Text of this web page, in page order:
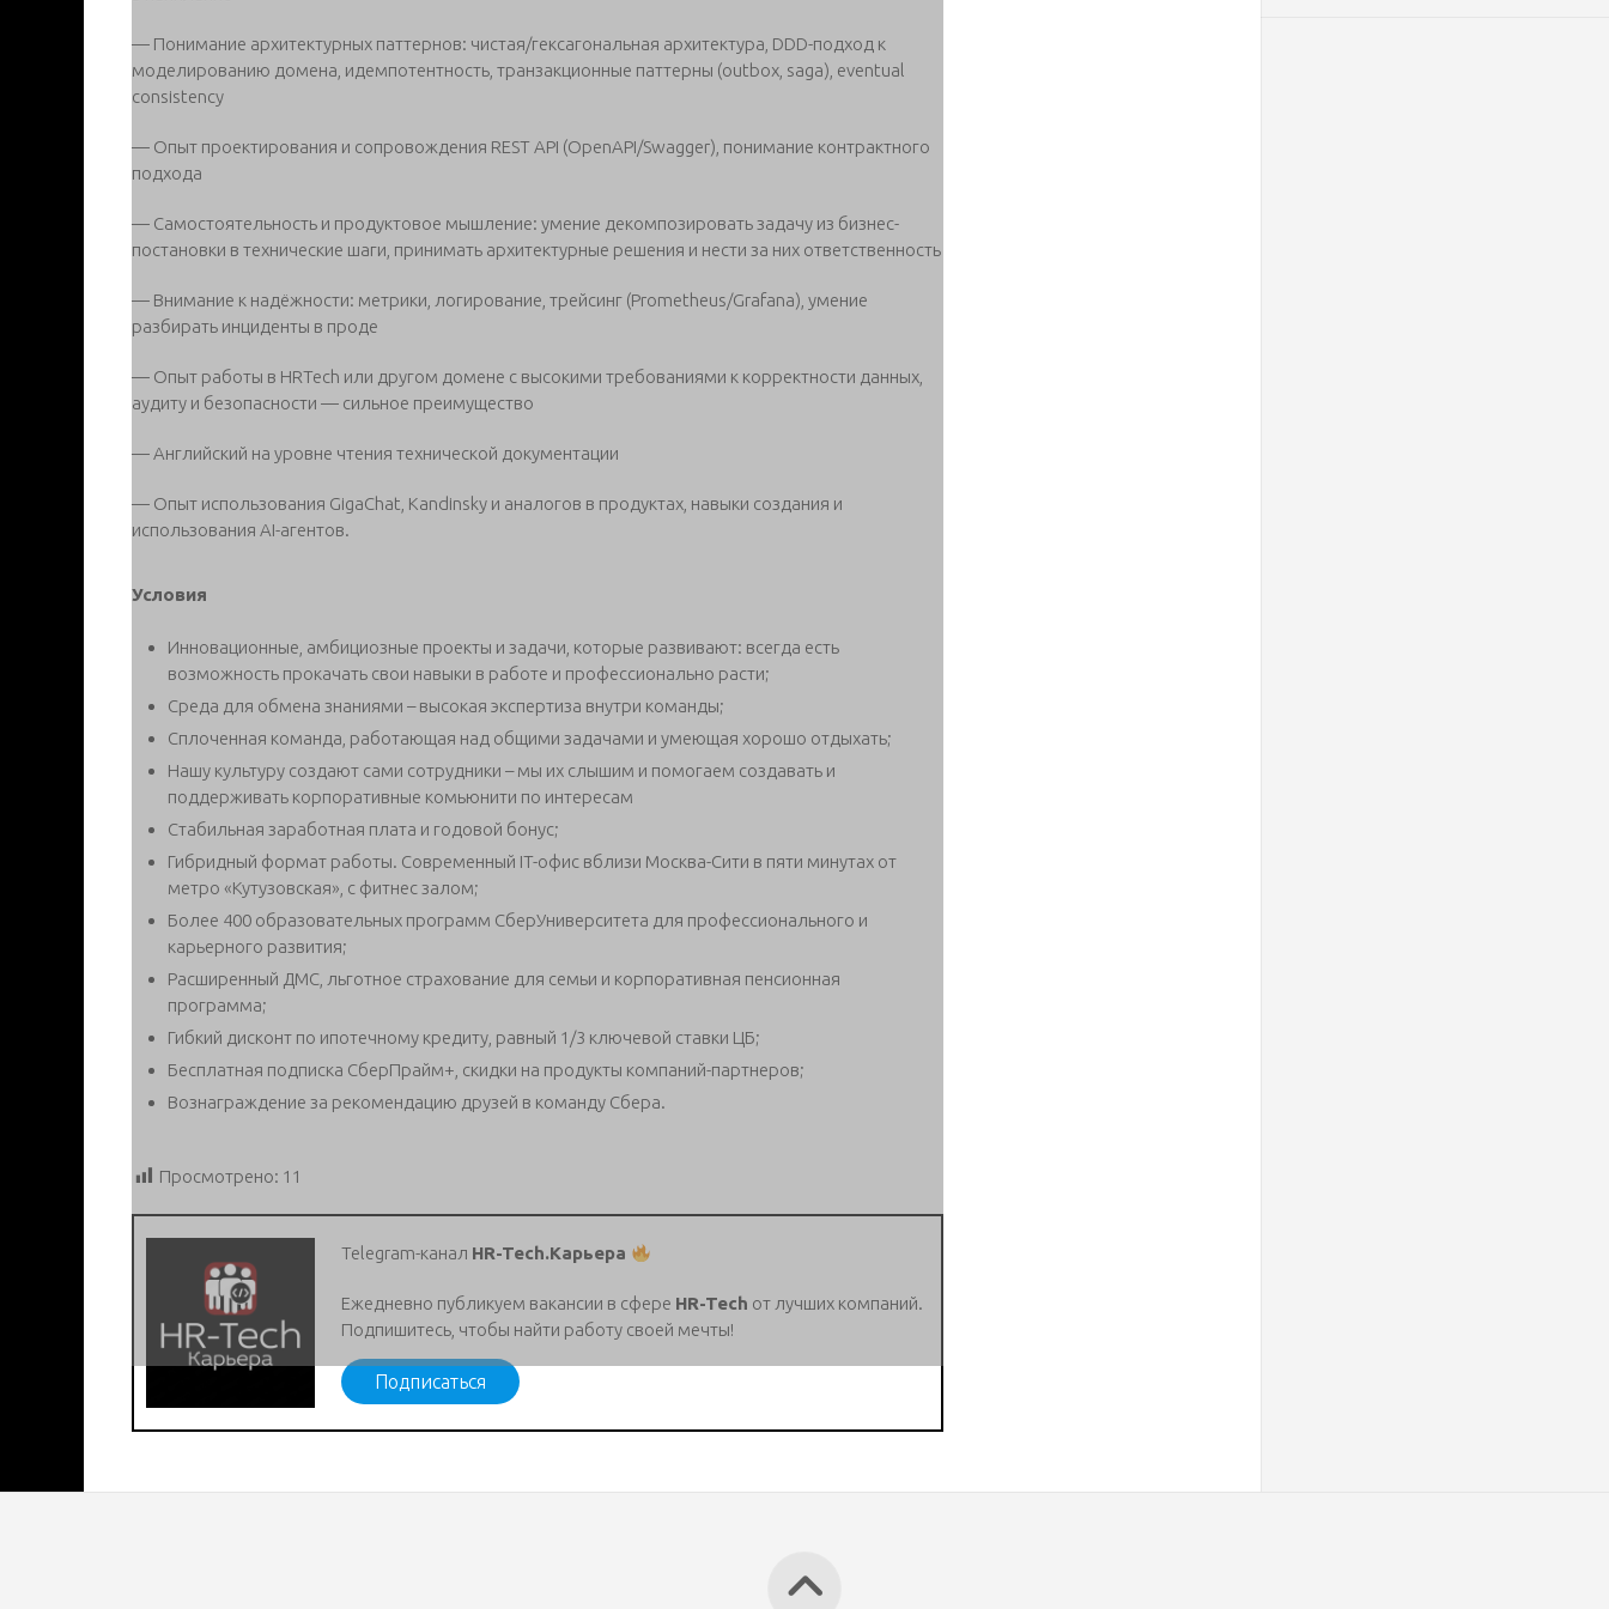
— Понимание архитектурных паттернов: чистая/гексагональная архитектура, DDD-подход к
моделированию домена, идемпотентность, транзакционные паттерны (outbox, saga), eventual
consistency
— Опыт проектирования и сопровождения REST API (OpenAPI/Swagger), понимание контрактного
подхода
— Самостоятельность и продуктовое мышление: умение декомпозировать задачу из бизнес-
постановки в технические шаги, принимать архитектурные решения и нести за них ответственность
— Внимание к надёжности: метрики, логирование, трейсинг (Prometheus/Grafana), умение
разбирать инциденты в проде
— Опыт работы в HRTech или другом домене с высокими требованиями к корректности данных,
аудиту и безопасности — сильное преимущество
— Английский на уровне чтения технической документации
— Опыт использования GigaChat, Kandinsky и аналогов в продуктах, навыки создания и
использования AI-агентов.
Условия
Инновационные, амбициозные проекты и задачи, которые развивают: всегда есть
возможность прокачать свои навыки в работе и профессионально расти;
Среда для обмена знаниями – высокая экспертиза внутри команды;
Сплоченная команда, работающая над общими задачами и умеющая хорошо отдыхать;
Нашу культуру создают сами сотрудники – мы их слышим и помогаем создавать и
поддерживать корпоративные комьюнити по интересам
Стабильная заработная плата и годовой бонус;
Гибридный формат работы. Современный IT-офис вблизи Москва-Сити в пяти минутах от
метро «Кутузовская», с фитнес залом;
Более 400 образовательных программ СберУниверситета для профессионального и
карьерного развития;
Расширенный ДМС, льготное страхование для семьи и корпоративная пенсионная
программа;
Гибкий дисконт по ипотечному кредиту, равный 1/3 ключевой ставки ЦБ;
Бесплатная подписка СберПрайм+, скидки на продукты компаний-партнеров;
Вознаграждение за рекомендацию друзей в команду Сбера.
Просмотрено: 11
Telegram-канал HR-Tech.Карьера
Ежедневно публикуем вакансии в сфере HR-Tech от лучших компаний.
Подпишитесь, чтобы найти работу своей мечты!
Подписаться